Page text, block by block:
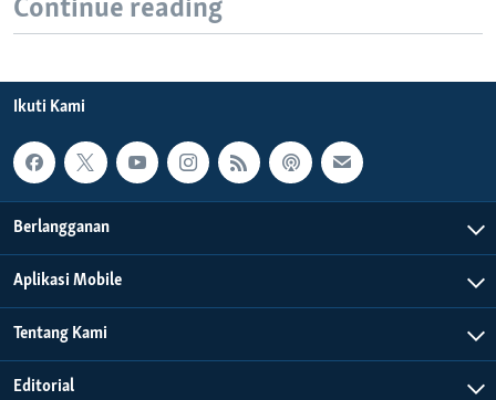
Continue reading
Ikuti Kami
Berlangganan
Aplikasi Mobile
Tentang Kami
Editorial